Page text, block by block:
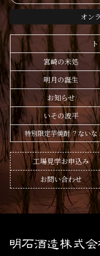
オン
宮崎の米処
明月の誕生
お知らせ
いその波平
特別限定芋焼酎 ？ないな
工場見学お申込み
お問い合わせ